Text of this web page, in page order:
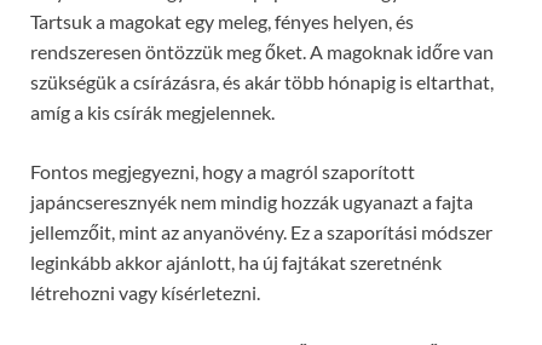
Tartsuk a magokat egy meleg, fényes helyen, és
rendszeresen öntözzük meg őket. A magoknak időre van
szükségük a csírázásra, és akár több hónapig is eltarthat,
amíg a kis csírák megjelennek.
Fontos megjegyezni, hogy a magról szaporított
japáncseresznyék nem mindig hozzák ugyanazt a fajta
jellemzőit, mint az anyanövény. Ez a szaporítási módszer
leginkább akkor ajánlott, ha új fajtákat szeretnénk
létrehozni vagy kísérletezni.